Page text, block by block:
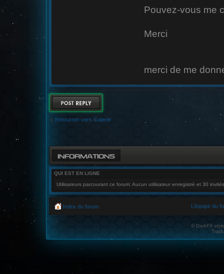
Pouvez-vous me
Merci
merci de me
RÉPONDRE
Retourner vers Galerie
INFORMATIONS
QUI EST EN LIGNE
Utilisateurs parcourant ce forum: Aucun utilisateur enregistré et 30 invités
Index du forum L’équipe du
© DarkFX